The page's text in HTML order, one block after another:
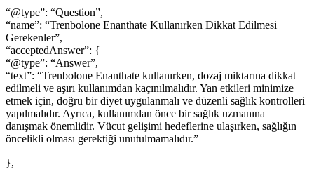
“@type”: “Question”,
“name”: “Trenbolone Enanthate Kullanırken Dikkat Edilmesi
Gerekenler”,
“acceptedAnswer”: {
“@type”: “Answer”,
“text”: “Trenbolone Enanthate kullanırken, dozaj miktarına dikkat
edilmeli ve aşırı kullanımdan kaçınılmalıdır. Yan etkileri minimize
etmek için, doğru bir diyet uygulanmalı ve düzenli sağlık kontrolleri
yapılmalıdır. Ayrıca, kullanımdan önce bir sağlık uzmanına
danışmak önemlidir. Vücut gelişimi hedeflerine ulaşırken, sağlığın
öncelikli olması gerektiği unutulmamalıdır.”
},